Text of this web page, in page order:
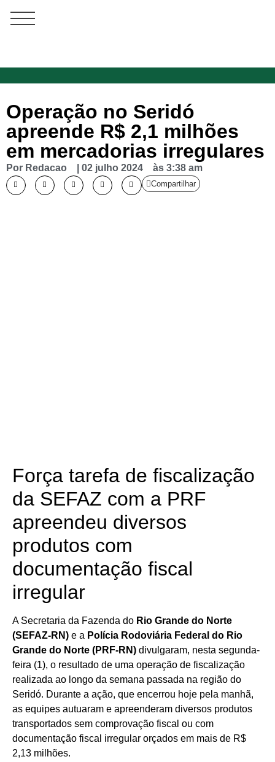
Operação no Seridó
apreende R$ 2,1 milhões
em mercadorias irregulares
Por Redacao 02 julho 2024 às 3:38 am
Compartilhar
Força tarefa de fiscalização
da SEFAZ com a PRF
apreendeu diversos
produtos com
documentação fiscal
irregular
A Secretaria da Fazenda do Rio Grande do Norte
(SEFAZ-RN) e a Polícia Rodoviária Federal do Rio
Grande do Norte (PRF-RN) divulgaram, nesta segunda-
feira (1), o resultado de uma operação de fiscalização
realizada ao longo da semana passada na região do
Seridó. Durante a ação, que encerrou hoje pela manhã,
as equipes autuaram e apreenderam diversos produtos
transportados sem comprovação fiscal ou com
documentação fiscal irregular orçados em mais de R$
2,13 milhões.